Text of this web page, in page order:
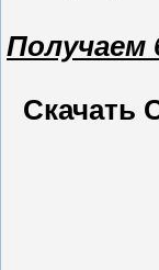
Получаем
Скачать